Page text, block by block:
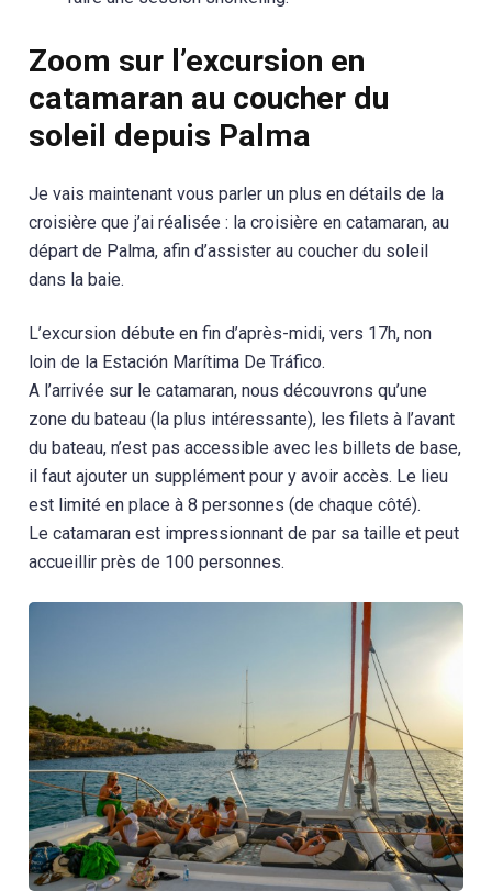
Zoom sur l’excursion en
catamaran au coucher du
soleil depuis Palma
Je vais maintenant vous parler un plus en détails de la
croisière que j’ai réalisée : la croisière en catamaran, au
départ de Palma, afin d’assister au coucher du soleil
dans la baie.
L’excursion débute en fin d’après-midi, vers 17h, non
loin de la Estación Marítima De Tráfico.
A l’arrivée sur le catamaran, nous découvrons qu’une
zone du bateau (la plus intéressante), les filets à l’avant
du bateau, n’est pas accessible avec les billets de base,
il faut ajouter un supplément pour y avoir accès. Le lieu
est limité en place à 8 personnes (de chaque côté).
Le catamaran est impressionnant de par sa taille et peut
accueillir près de 100 personnes.